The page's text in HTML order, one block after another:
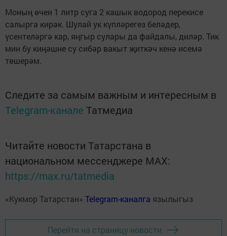
Моның өчен 1 литр суга 2 кашык водород перекисе
салырга кирәк. Шулай ук күпләрегез беләдер,
үсентеләргә кар, яңгыр сулары да файдалы, диләр. Тик
мин бу киңәшне су сибәр вакыт җиткәч кенә исемә
төшерәм.
Следите за самым важным и интересным в
Telegram-канале Татмедиа
Читайте новости Татарстана в
национальном мессенджере MАХ:
https://max.ru/tatmedia
«Кукмор Татарстан» Telegram-каналга язылыгыз
Перейти на страницу новости